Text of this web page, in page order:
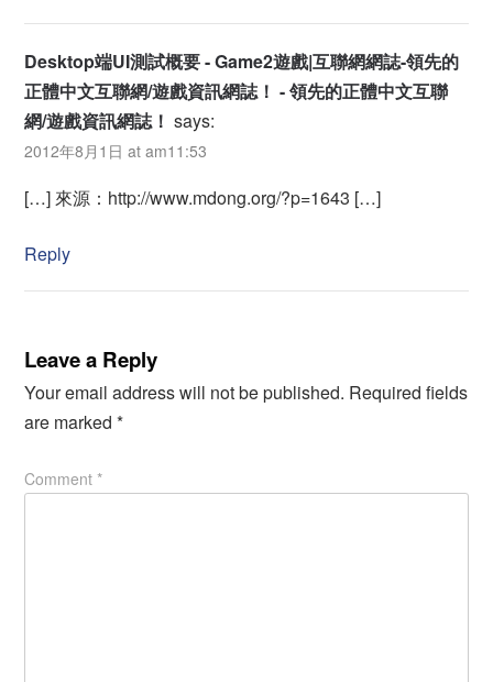
Desktop端UI測試概要 - Game2遊戲|互聯網網誌-領先的
正體中文互聯網/遊戲資訊網誌！ - 領先的正體中文互聯
網/遊戲資訊網誌！ says:
2012年8月1日 at am11:53
[…] 來源：http://www.mdong.org/?p=1643 […]
Reply
Leave a Reply
Your email address will not be published. Required fields
are marked*
Comment*